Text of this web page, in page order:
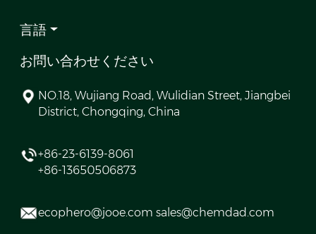
言語
お問い合わせください
NO.18, Wujiang Road, Wulidian Street, Jiangbei
District, Chongqing, China
+86-23-6139-8061
+86-13650506873
ecophero@jooe.com sales@chemdad.com